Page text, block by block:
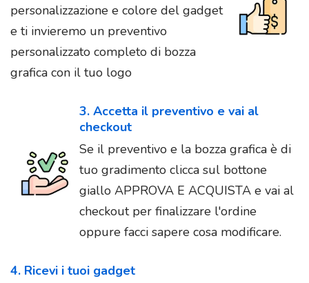
personalizzazione e colore del gadget
e ti invieremo un preventivo
personalizzato completo di bozza
grafica con il tuo logo
3. Accetta il preventivo e vai al
checkout
Se il preventivo e la bozza grafica è di
tuo gradimento clicca sul bottone
giallo APPROVA E ACQUISTA e vai al
checkout per finalizzare l'ordine
oppure facci sapere cosa modificare.
4. Ricevi i tuoi gadget